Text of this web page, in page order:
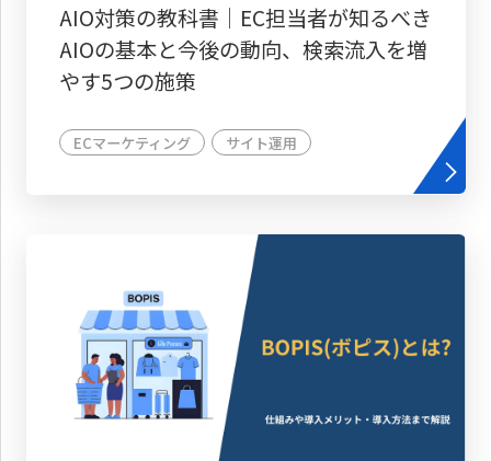
AIO対策の教科書│EC担当者が知るべき
AIOの基本と今後の動向、検索流入を増
やす5つの施策
ECマーケティング サイト運用